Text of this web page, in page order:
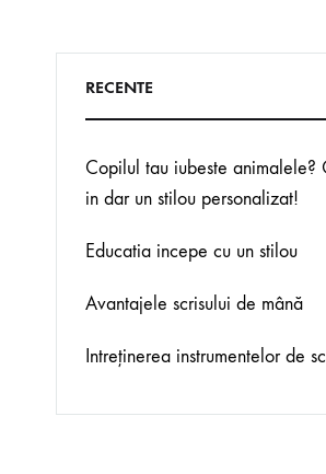
RECENTE
Copilul tau iubeste animalele?
in dar un stilou personalizat!
Educatia incepe cu un stilou
Avantajele scrisului de mână
Intreţinerea instrumentelor de